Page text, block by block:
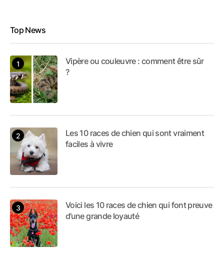
Top News
Vipère ou couleuvre : comment être sûr
?
Les 10 races de chien qui sont vraiment
faciles à vivre
Voici les 10 races de chien qui font preuve
d’une grande loyauté